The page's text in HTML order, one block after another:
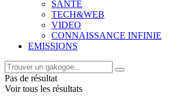
SANTE
TECH&WEB
VIDEO
CONNAISSANCE INFINIE
EMISSIONS
Pas de résultat
Voir tous les résultats